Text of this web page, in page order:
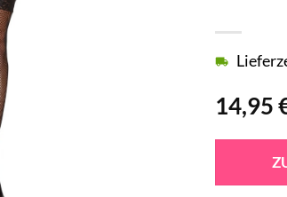
14,95